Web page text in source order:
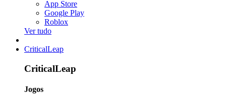
App Store
Google Play
Roblox
Ver tudo
CriticalLeap
CriticalLeap
Jogos